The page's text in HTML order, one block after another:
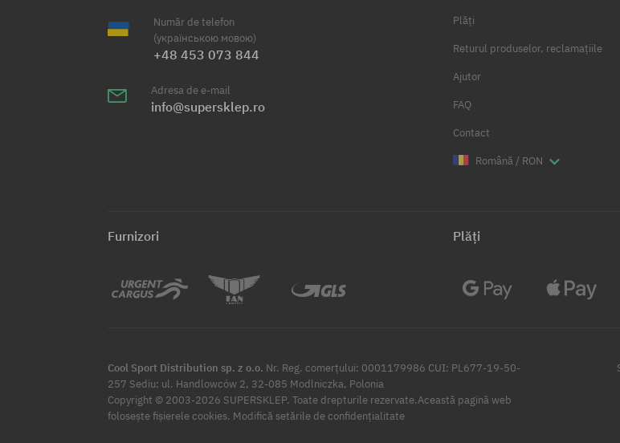
Număr de telefon
(українською мовою)
+48 453 073 844
Adresa de e-mail
info@supersklep.ro
Plăți
Returul produselor, reclamațiile
Ajutor
FAQ
Contact
Română / RON
Furnizori Plăți
Cool Sport Distribution sp. z o.o. Nr. Reg. comerțului: 0001179986 CUI: PL677-19-50-
257 Sediu: ul. Handlowców 2, 32-085 Modlniczka, Polonia
Copyright © 2003-2026 SUPERSKLEP. Toate drepturile rezervate.Această pagină web
folosește fișierele cookies. Modifică setările de confidențialitate